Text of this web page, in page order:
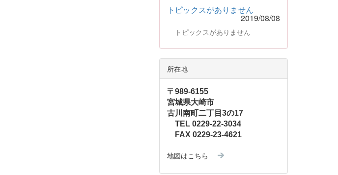
トピックスがありません
2019/08/08
トピックスがありません
所在地
〒989-6155
宮城県大崎市
古川南町二丁目3の17
TEL 0229-22-3034
FAX 0229-23-4621
地図はこちら